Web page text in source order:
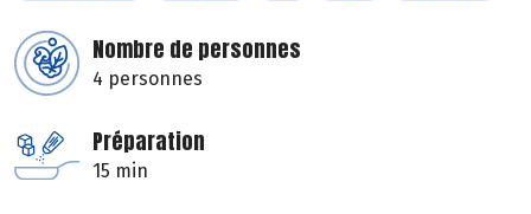
Nombre de personnes
4 personnes
Préparation
15 min